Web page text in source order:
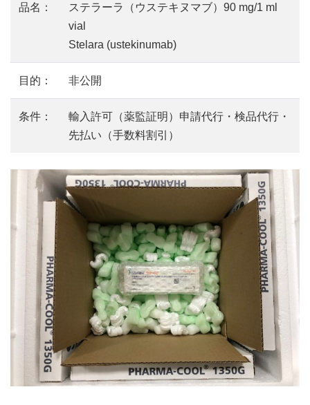
品名：
ステラーラ（ウステキヌマブ）90 mg/1 ml
vial
Stelara (ustekinumab)
目的： 非公開
条件：
輸入許可（薬監証明）申請代行・検品代行・
先払い（手数料割引）